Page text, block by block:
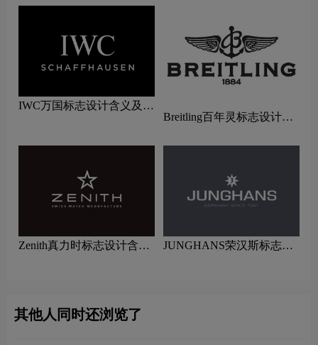
IWC万国标志设计含义及手
Breitling百年灵标志设计含
Zenith真力时标志设计含义
JUNGHANS荣汉斯标志设
其他人同时还浏览了